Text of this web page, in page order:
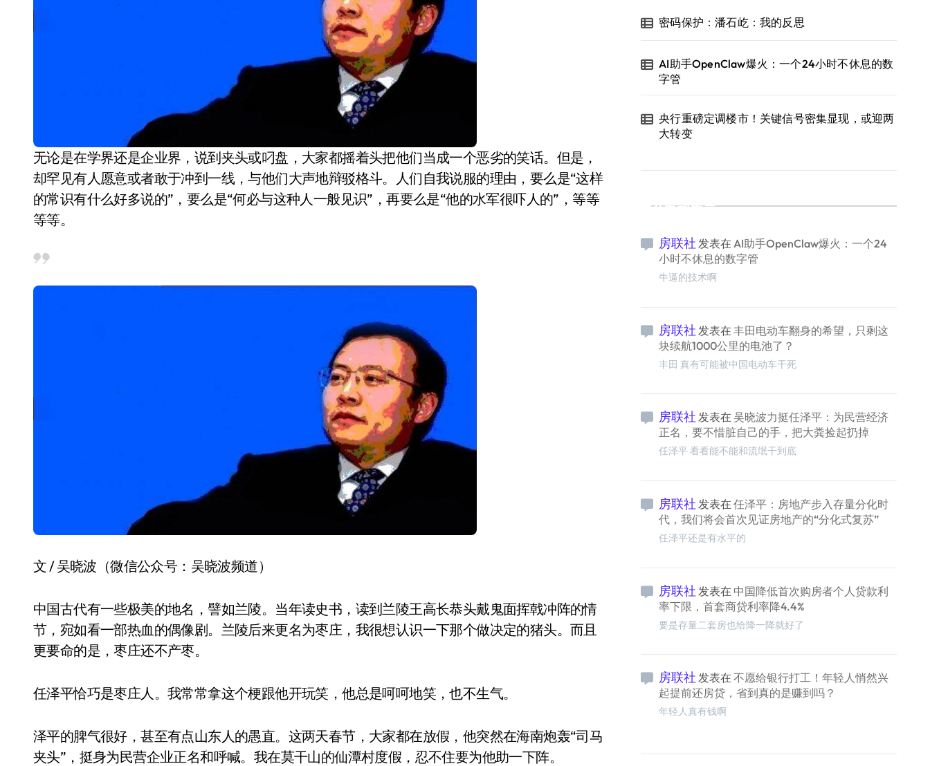
无论是在学界还是企业界，说到夹头或叼盘，大家都摇着头把他们当成一个恶劣的笑话。但是，
却罕见有人愿意或者敢于冲到一线，与他们大声地辩驳格斗。人们自我说服的理由，要么是“这样
的常识有什么好多说的”，要么是“何必与这种人一般见识”，再要么是“他的水军很吓人的”，等等
等等。
文 / 吴晓波（微信公众号：吴晓波频道）
中国古代有一些极美的地名，譬如兰陵。当年读史书，读到兰陵王高长恭头戴鬼面挥戟冲阵的情
节，宛如看一部热血的偶像剧。兰陵后来更名为枣庄，我很想认识一下那个做决定的猪头。而且
更要命的是，枣庄还不产枣。
任泽平恰巧是枣庄人。我常常拿这个梗跟他开玩笑，他总是呵呵地笑，也不生气。
泽平的脾气很好，甚至有点山东人的愚直。这两天春节，大家都在放假，他突然在海南炮轰“司马
夹头”，挺身为民营企业正名和呼喊。我在莫干山的仙潭村度假，忍不住要为他助一下阵。
密码保护：潘石屹：我的反思
AI助手OpenClaw爆火：一个24小时不休息的数
字管
央行重磅定调楼市！关键信号密集显现，或迎两
大转变
最新留言
房联社 发表在 AI助手OpenClaw爆火：一个24
小时不休息的数字管
牛逼的技术啊
房联社 发表在 丰田电动车翻身的希望，只剩这
块续航1000公里的电池了？
丰田 真有可能被中国电动车干死
房联社 发表在 吴晓波力挺任泽平：为民营经济
正名，要不惜脏自己的手，把大粪捡起扔掉
任泽平 看看能不能和流氓干到底
房联社 发表在 任泽平：房地产步入存量分化时
代，我们将会首次见证房地产的“分化式复苏”
任泽平还是有水平的
房联社 发表在 中国降低首次购房者个人贷款利
率下限，首套商贷利率降4.4%
要是存量二套房也给降一降就好了
房联社 发表在 不愿给银行打工！年轻人悄然兴
起提前还房贷，省到真的是赚到吗？
年轻人真有钱啊